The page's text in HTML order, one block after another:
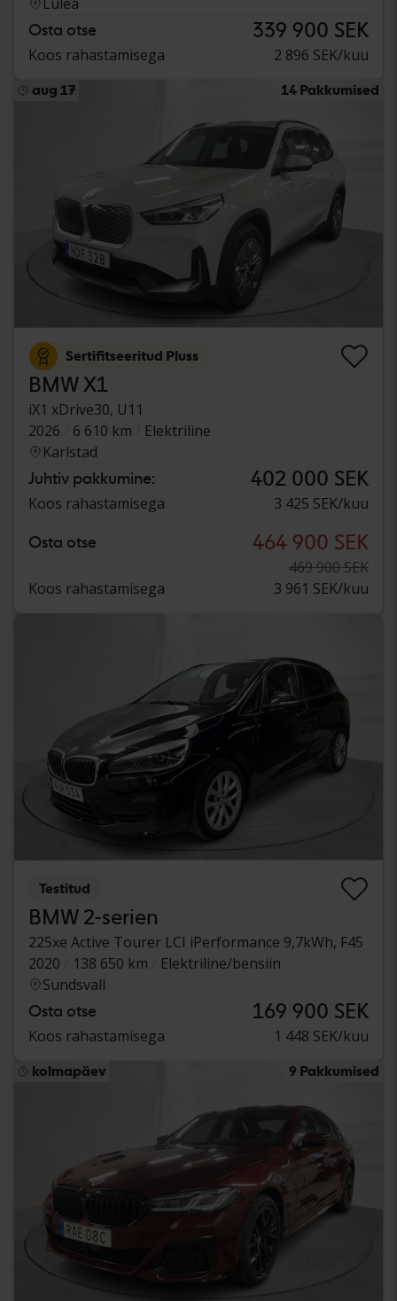
Osta otse 339 900 SEK
Koos rahastamisega 2 896 SEK/kuu
aug 17 14 Pakkumised
Sertifitseeritud Pluss
BMW X1
iX1 xDrive30, U11
2026
6 610 km
Elektriline
Karlstad
Juhtiv pakkumine: 402 000 SEK
Koos rahastamisega 3 425 SEK/kuu
Osta otse 464 900 SEK
469 900 SEK
Koos rahastamisega
3 961 SEK/kuu
Testitud
BMW 2-serien
225xe Active Tourer LCI iPerformance 9,7kWh, F45
2020
138 650 km
Elektriline/bensiin
Sundsvall
Osta otse 169 900 SEK
Koos rahastamisega 1 448 SEK/kuu
kolmapäev 9 Pakkumised